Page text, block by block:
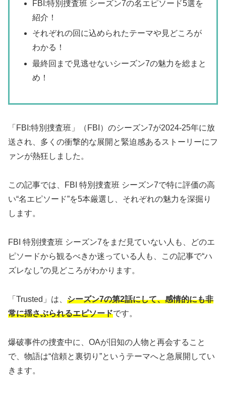
FBI:特別捜査班 シーズン7の名エピソード5選を
紹介！
それぞれの回に込められたテーマや見どころが
わかる！
最終回まで見逃せないシーズン7の魅力を総まと
め！
「FBI:特別捜査班」（FBI）のシーズン7が2024‑25年に放
送され、多くの衝撃的な展開と緊迫感あるストーリーにフ
ァンが熱狂しました。
この記事では、FBI 特別捜査班 シーズン7で特に評価の高
い“名エピソード”を5本厳選し、それぞれの魅力を深掘り
します。
FBI 特別捜査班 シーズン7をまだ見ていない人も、どのエ
ピソードから観るべきか迷っている人も、この記事で“ハ
ズレなし”の見どころがわかります。
「Trusted」は、 シーズン7の第2話にして、感情的にも非
常に揺さぶられるエピソードです。
爆破事件の捜査中に、OAが旧知の人物と再会すること
で、物語は“信頼と裏切り”というテーマへと急展開してい
きます。